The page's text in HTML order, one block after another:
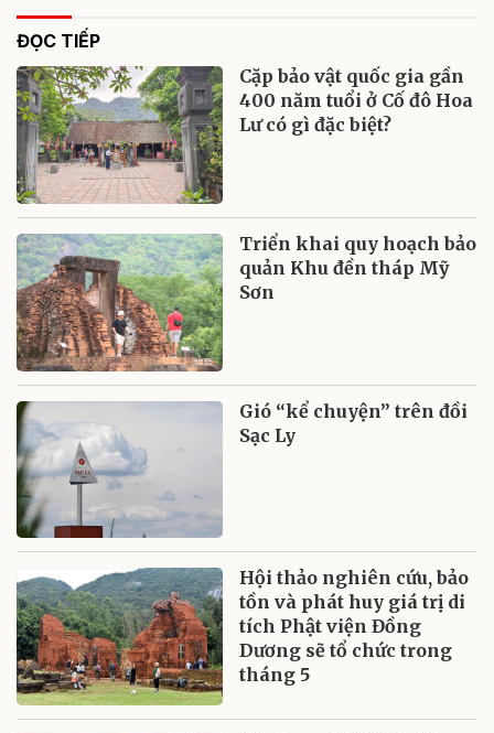
ĐỌC TIẾP
Cặp bảo vật quốc gia gần
400 năm tuổi ở Cố đô Hoa
Lư có gì đặc biệt?
Triển khai quy hoạch bảo
quản Khu đền tháp Mỹ
Sơn
Gió “kể chuyện” trên đồi
Sạc Ly
Hội thảo nghiên cứu, bảo
tồn và phát huy giá trị di
tích Phật viện Đồng
Dương sẽ tổ chức trong
tháng 5